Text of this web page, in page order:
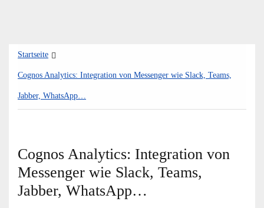
Zum
springen
Startseite
Cognos Analytics: Integration von Messenger wie Slack, Teams,
Jabber, WhatsApp…
Cognos Analytics: Integration von
Messenger wie Slack, Teams,
Jabber, WhatsApp…